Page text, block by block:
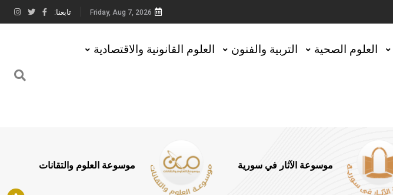
Friday, Aug 7, 2026 تابعنا:
العلوم الصحية التربية والفنون العلوم القانونية والاقتصادية
موسوعة الآثار في سورية موسوعة العلوم والتقانات